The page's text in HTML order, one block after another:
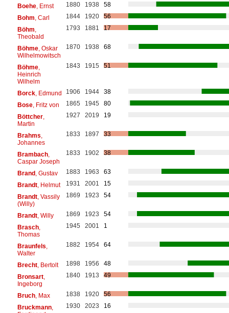
Boehe, Ernst 1880 1938
58
Bohm , Carl 1844 1920
56
Böhm
Theobald
1793 1881 17
Böhme, Oskar
Wilhelmowitsch
1870 1938 68
Böhme,
Heinrich
Wilhelm
1843 1915 51
Borck, Edmund 1906 1944
38
Bose, Fritz von 1865 1945
80
Böttcher,
Martin
1927 2019 19
Brahms
Johannes
1833 1897 33
Brambach,
Caspar Joseph
1833 1902 38
Brand, Gustav 1883 1963
63
Brandt, Helmut 1931 2001
15
Brandt, Vassily
(Willy)
1869 1923 54
Brandt, Willy 1869 1923
54
Brasch,
Thomas
1945 2001 1
Braunfels
Walter
1882 1954 64
Brecht, Bertolt 1898 1956
48
Bronsart,
Ingeborg
1840 1913 49
Bruch, Max 1838 1920
56
Bruckmann,
1930 2023 16